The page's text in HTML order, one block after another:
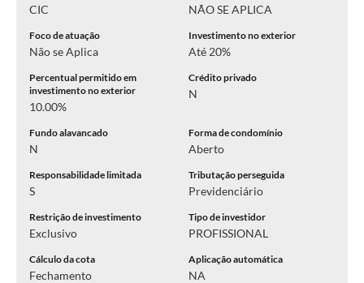
CIC NÃO SE APLICA
Foco de atuação
Não se Aplica
Investimento no exterior
Até 20%
Percentual permitido em
investimento no exterior
10.00%
Crédito privado
N
Fundo alavancado
N
Forma de condomínio
Aberto
Responsabilidade limitada
S
Tributação perseguida
Previdenciário
Restrição de investimento
Exclusivo
Tipo de investidor
PROFISSIONAL
Cálculo da cota
Fechamento
Aplicação automática
NA